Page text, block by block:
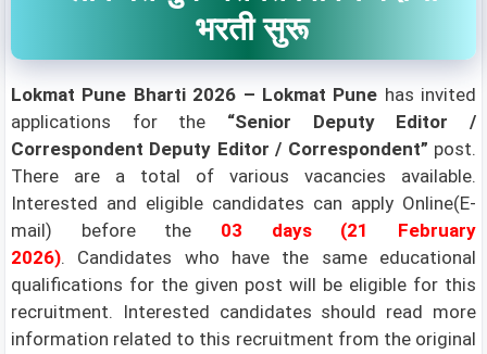
भरती सुरू
Lokmat Pune Bharti 2026 – Lokmat Pune has invited
applications for the “Senior Deputy Editor /
Correspondent Deputy Editor / Correspondent” post.
There are a total of various vacancies available.
Interested and eligible candidates can apply Online(E-
mail) before the 03 days (21 February
2026). Candidates who have the same educational
qualifications for the given post will be eligible for this
recruitment. Interested candidates should read more
information related to this recruitment from the original